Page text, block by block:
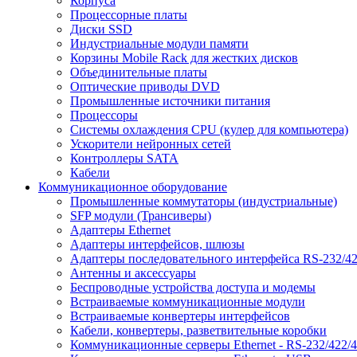
Процессорные платы
Диски SSD
Индустриальные модули памяти
Корзины Mobile Rack для жестких дисков
Объединительные платы
Оптические приводы DVD
Промышленные источники питания
Процессоры
Системы охлаждения CPU (кулер для компьютера)
Ускорители нейронных сетей
Контроллеры SATA
Кабели
Коммуникационное оборудование
Промышленные коммутаторы (индустриальные)
SFP модули (Трансиверы)
Адаптеры Ethernet
Адаптеры интерфейсов, шлюзы
Адаптеры последовательного интерфейса RS-232/
Антенны и аксессуары
Беспроводные устройства доступа и модемы
Встраиваемые коммуникационные модули
Встраиваемые конвертеры интерфейсов
Кабели, конвертеры, разветвительные коробки
Коммуникационные серверы Ethernet - RS-232/422/